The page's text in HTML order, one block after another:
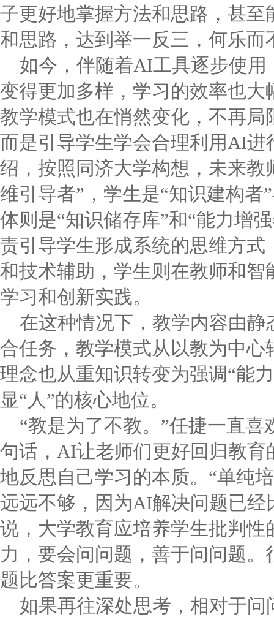
子更好地掌握方法和思路，甚
和思路，达到举一反三，何乐而
如今，伴随着AI工具逐步使
变得更加多样，学习的效率也大
教学模式也在悄然变化，不再局
而是引导学生学会合理利用AI进
绍，按照同济大学构想，未来教
维引导者”，学生是“知识建构者
体则是“知识储存库”和“能力增
责引导学生形成系统的思维方式
和技术辅助，学生则在教师和智
学习和创新实践。
在这种情况下，教学内容由
合任务，教学模式从以教为中心
理念也从重知识转变为强调“能
显“人”的核心地位。
“教是为了不教。”任捷一直
句话，AI让老师们更好回归教育
地反思自己学习的本质。“单纯
远远不够，因为AI解决问题已经
说，大学教育应培养学生批判性
力，要会问问题，善于问问题
题比答案更重要。
如果再往深处思考，相对于